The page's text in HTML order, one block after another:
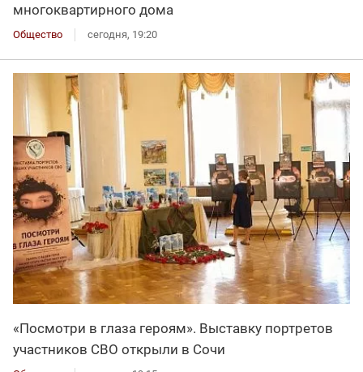
многоквартирного дома
Общество сегодня, 19:20
«Посмотри в глаза героям». Выставку портретов
участников СВО открыли в Сочи